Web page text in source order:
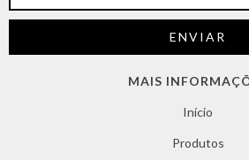
MAIS
Início
Produtos